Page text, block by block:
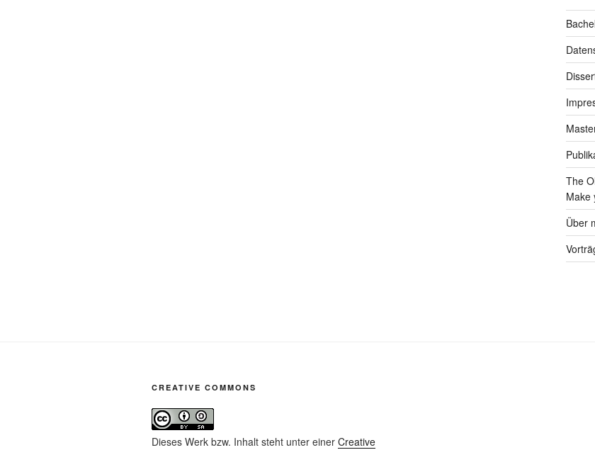
The
Make
Über
CREATIVE COMMONS
Dieses Werk bzw. Inhalt steht unter einer Creative